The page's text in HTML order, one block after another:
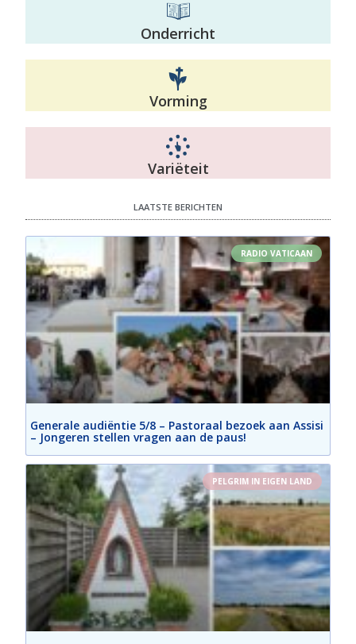
Onderricht
Vorming
Variëteit
LAATSTE BERICHTEN
RADIO VATICAAN
Generale audiëntie 5/8 – Pastoraal bezoek aan Assisi
– Jongeren stellen vragen aan de paus!
PELGRIM IN EIGEN LAND